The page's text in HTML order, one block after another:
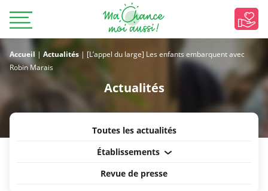
Accueil | Actualités | [L’appel du large] Les enfants embarquent avec
Robin Marais
Actualités
Toutes les actualités
Établissements
Revue de presse